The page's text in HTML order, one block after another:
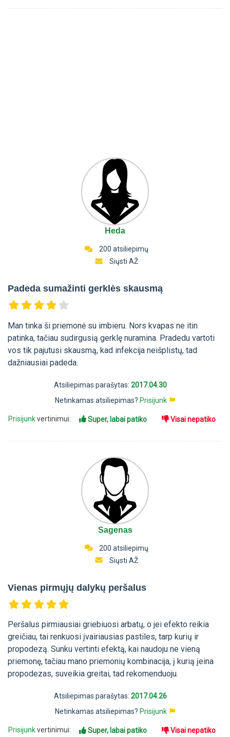
Heda
200 atsiliepimų
Siųsti AŽ
Padeda sumažinti gerklės skausmą
Man tinka ši priemonė su imbieru. Nors kvapas ne itin
patinka, tačiau sudirgusią gerklę nuramina. Pradedu vartoti
vos tik pajutusi skausmą, kad infekcija neišplistų, tad
dažniausiai padeda.
Atsiliepimas parašytas: 2017.04.30
Netinkamas atsiliepimas? Prisijunk
Prisijunkvertinimui: Super, labai patiko Visai nepatiko
Sagenas
200 atsiliepimų
Siųsti AŽ
Vienas pirmųjų dalykų peršalus
Peršalus pirmiausiai griebiuosi arbatų, o jei efekto reikia
greičiau, tai renkuosi įvairiausias pastiles, tarp kurių ir
propodezą. Sunku vertinti efektą, kai naudoju ne vieną
priemonę, tačiau mano priemonių kombinacija, į kurią įeina
propodezas, suveikia greitai, tad rekomenduoju.
Atsiliepimas parašytas: 2017.04.26
Netinkamas atsiliepimas? Prisijunk
Prisijunkvertinimui: Super, labai patiko Visai nepatiko